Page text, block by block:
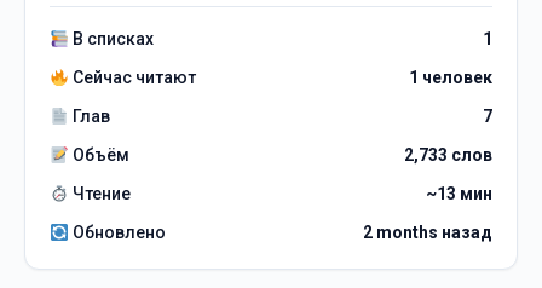
В списках
1
Сейчас читают
1 человек
Глав
7
Объём
2,733 слов
Чтение
~13 мин
Обновлено
2 months назад